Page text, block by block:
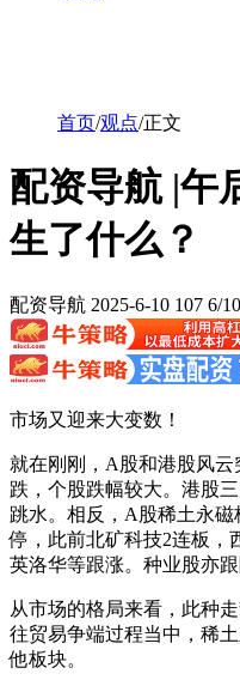
首页/观点/正文
配资导航 |午
生了什么？
配资导航 2025-6-10 107 6/10
市场又迎来大变数！
就在刚刚，A股和港股风
跌，个股跌幅较大。港股
跳水。相反，A股稀土永
停，此前北矿科技2连板，
英洛华等跟涨。种业股亦跟
从市场的格局来看，此种
往贸易争端过程当中，稀
他板块。